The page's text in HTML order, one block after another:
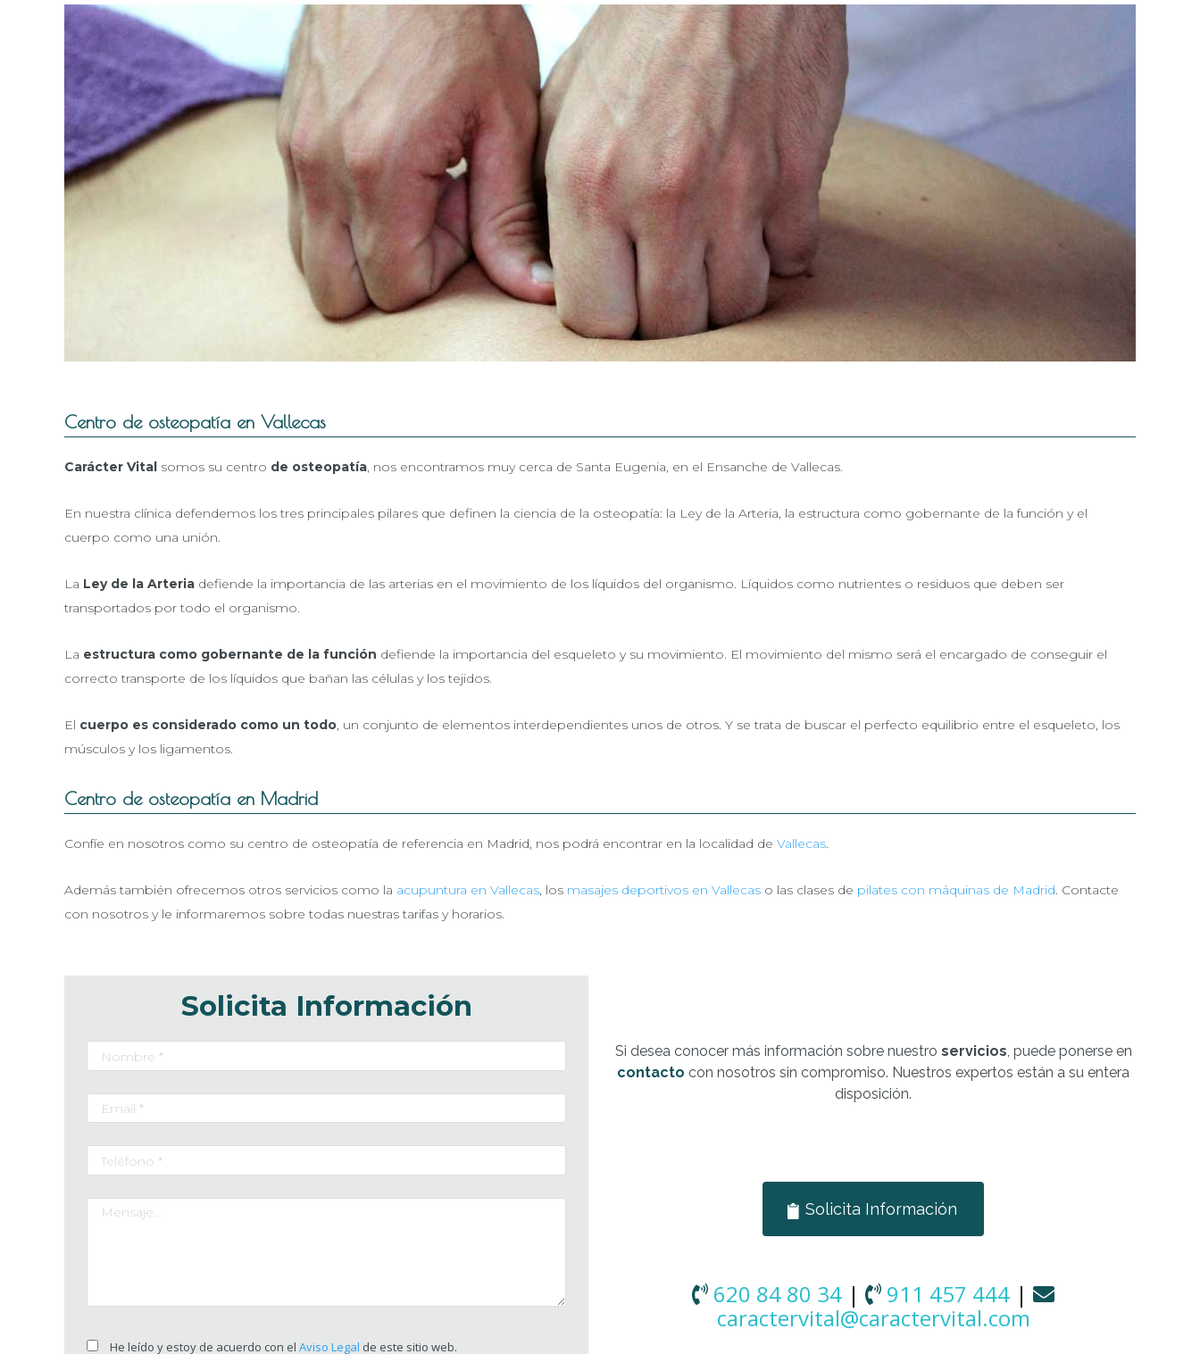
Centro de osteopatía en Vallecas
Carácter Vital somos su centro de osteopatía, nos encontramos muy cerca de Santa Eugenia, en el Ensanche de Vallecas.
En nuestra clínica defendemos los tres principales pilares que definen la ciencia de la osteopatía: la Ley de la Arteria, la estructura como gobernante de la función y el
cuerpo como una unión.
La Ley de la Arteria defiende la importancia de las arterias en el movimiento de los líquidos del organismo. Líquidos como nutrientes o residuos que deben ser
transportados por todo el organismo.
La estructura como gobernante de la función defiende la importancia del esqueleto y su movimiento. El movimiento del mismo será el encargado de conseguir el
correcto transporte de los líquidos que bañan las células y los tejidos.
El cuerpo es considerado como un todo, un conjunto de elementos interdependientes unos de otros. Y se trata de buscar el perfecto equilibrio entre el esqueleto, los
músculos y los ligamentos.
Centro de osteopatía en Madrid
Confíe en nosotros como su centro de osteopatía de referencia en Madrid, nos podrá encontrar en la localidad de Vallecas.
Además también ofrecemos otros servicios como la acupuntura en Vallecas, los masajes deportivos en Vallecas o las clases de pilates con máquinas de Madrid. Contacte
con nosotros y le informaremos sobre todas nuestras tarifas y horarios.
Solicita Información
He leído y estoy de acuerdo con el Aviso Legal de este sitio web.
Si desea conocer más información sobre nuestro servicios, puede ponerse en
contacto con nosotros sin compromiso. Nuestros expertos están a su entera
disposición.
Solicita Información
620 84 80 34 | 911 457 444 |
caractervital@caractervital.com